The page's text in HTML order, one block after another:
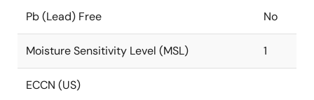
Pb (Lead) Free No
Moisture Sensitivity Level (MSL) 1
ECCN (US)